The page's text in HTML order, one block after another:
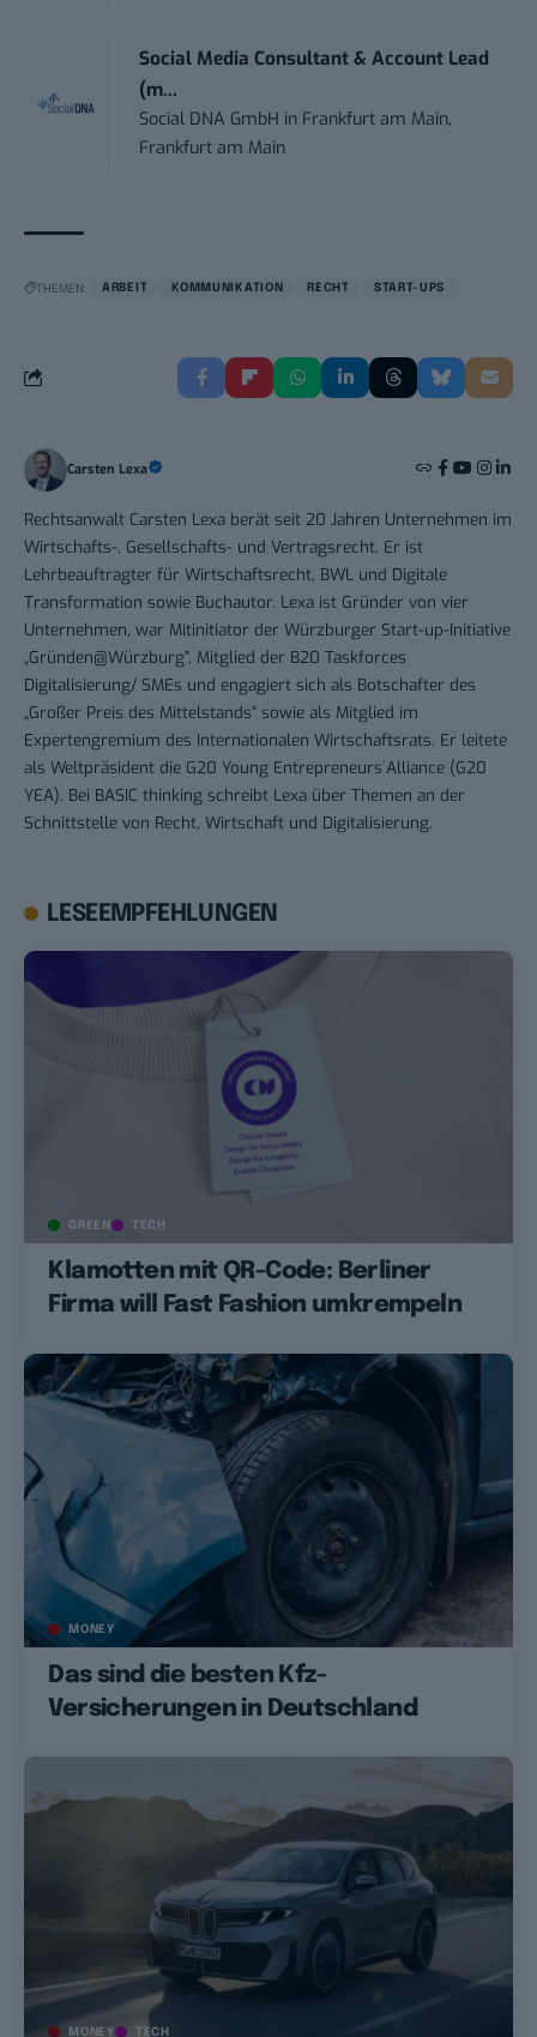
Social Media Consultant & Account Lead
(m...
Social DNA GmbH in Frankfurt am Main,
Frankfurt am Main
THEMEN: ARBEIT KOMMUNIKATION RECHT START-UPS
Carsten Lexa
Rechtsanwalt Carsten Lexa berät seit 20 Jahren Unternehmen im
Wirtschafts-, Gesellschafts- und Vertragsrecht. Er ist
Lehrbeauftragter für Wirtschaftsrecht, BWL und Digitale
Transformation sowie Buchautor. Lexa ist Gründer von vier
Unternehmen, war Mitinitiator der Würzburger Start-up-Initiative
„Gründen@Würzburg”, Mitglied der B20 Taskforces
Digitalisierung/ SMEs und engagiert sich als Botschafter des
„Großer Preis des Mittelstands” sowie als Mitglied im
Expertengremium des Internationalen Wirtschaftsrats. Er leitete
als Weltpräsident die G20 Young Entrepreneurs´Alliance (G20
YEA). Bei BASIC thinking schreibt Lexa über Themen an der
Schnittstelle von Recht, Wirtschaft und Digitalisierung.
LESEEMPFEHLUNGEN
GREEN TECH
Klamotten mit QR-Code: Berliner
Firma will Fast Fashion umkrempeln
MONEY
Das sind die besten Kfz-
Versicherungen in Deutschland
MONEY TECH